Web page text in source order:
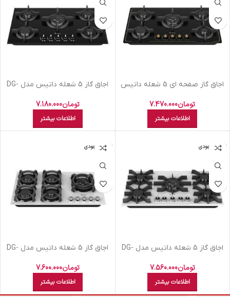
اجاق گاز صفحه ای 5 شعله داتیس
تومان7.470.000
اطلاعات بیشتر
اجاق گاز 5 شعله داتیس مدل DG-
تومان7.180.000
اطلاعات بیشتر
اتمام موجودی
اجاق گاز 5 شعله داتیس مدل DG-
تومان7.560.000
اطلاعات بیشتر
اتمام موجودی
اجاق گاز 5 شعله داتیس مدل DG-
تومان7.600.000
اطلاعات بیشتر